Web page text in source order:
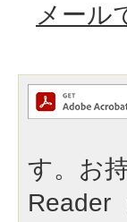
メール
す。お
Reader